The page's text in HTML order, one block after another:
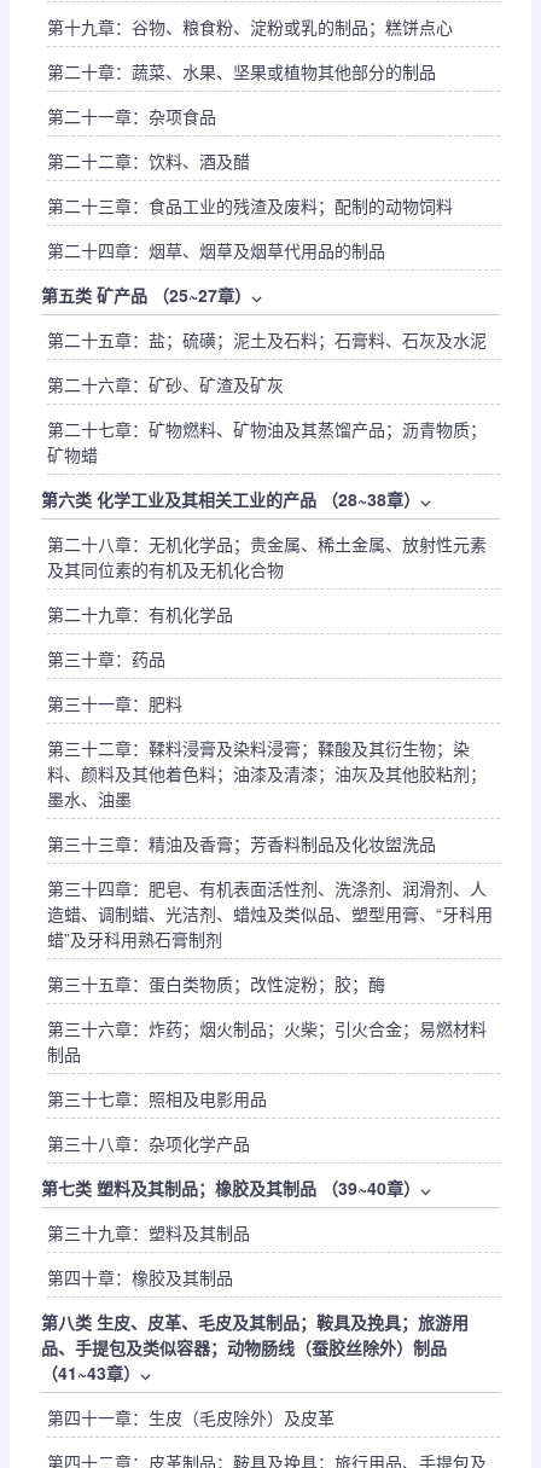
第十九章：谷物、粮食粉、淀粉或乳的制品；糕饼点心
第二十章：蔬菜、水果、坚果或植物其他部分的制品
第二十一章：杂项食品
第二十二章：饮料、酒及醋
第二十三章：食品工业的残渣及废料；配制的动物饲料
第二十四章：烟草、烟草及烟草代用品的制品
第五类 矿产品 （25~27章） ⌵
第二十五章：盐；硫磺；泥土及石料；石膏料、石灰及水泥
第二十六章：矿砂、矿渣及矿灰
第二十七章：矿物燃料、矿物油及其蒸馏产品；沥青物质；
矿物蜡
第六类 化学工业及其相关工业的产品 （28~38章） ⌵
第二十八章：无机化学品；贵金属、稀土金属、放射性元素
及其同位素的有机及无机化合物
第二十九章：有机化学品
第三十章：药品
第三十一章：肥料
第三十二章：鞣料浸膏及染料浸膏；鞣酸及其衍生物；染
料、颜料及其他着色料；油漆及清漆；油灰及其他胶粘剂；
墨水、油墨
第三十三章：精油及香膏；芳香料制品及化妆盥洗品
第三十四章：肥皂、有机表面活性剂、洗涤剂、润滑剂、人
造蜡、调制蜡、光洁剂、蜡烛及类似品、塑型用膏、“牙科用
蜡”及牙科用熟石膏制剂
第三十五章：蛋白类物质；改性淀粉；胶；酶
第三十六章：炸药；烟火制品；火柴；引火合金；易燃材料
制品
第三十七章：照相及电影用品
第三十八章：杂项化学产品
第七类 塑料及其制品；橡胶及其制品 （39~40章） ⌵
第三十九章：塑料及其制品
第四十章：橡胶及其制品
第八类 生皮、皮革、毛皮及其制品；鞍具及挽具；旅游用
品、手提包及类似容器；动物肠线（蚕胶丝除外）制品
（41~43章） ⌵
第四十一章：生皮（毛皮除外）及皮革
第四十二章：皮革制品；鞍具及挽具；旅行用品、手提包及